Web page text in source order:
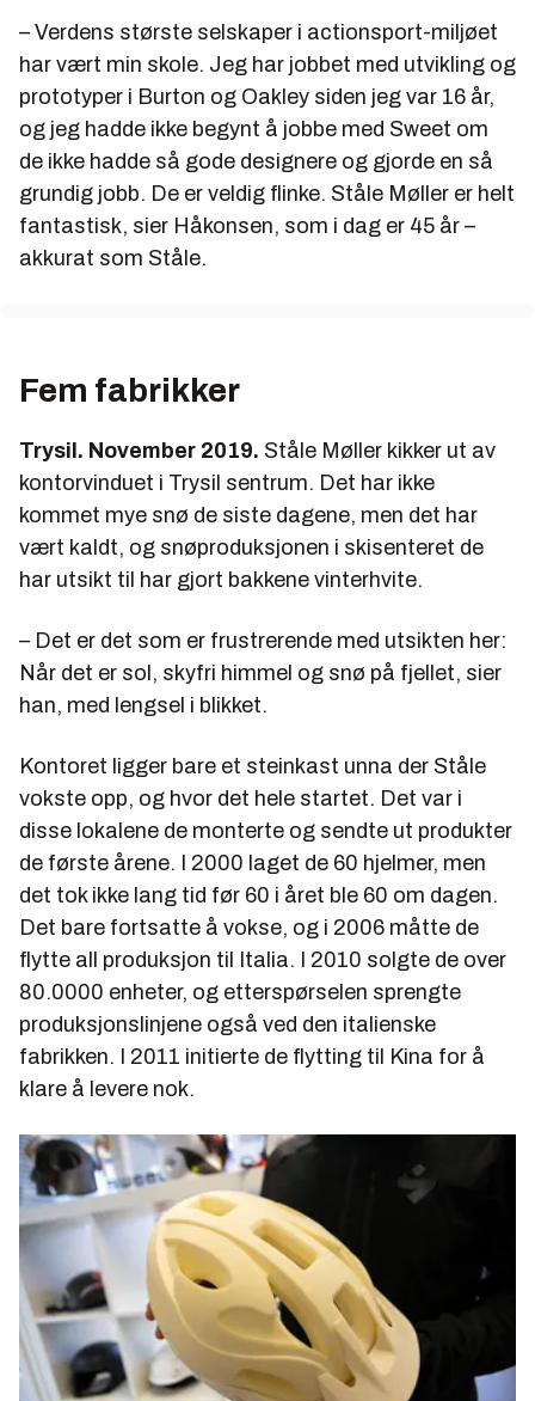
– Verdens største selskaper i actionsport-miljøet
har vært min skole. Jeg har jobbet med utvikling og
prototyper i Burton og Oakley siden jeg var 16 år,
og jeg hadde ikke begynt å jobbe med Sweet om
de ikke hadde så gode designere og gjorde en så
grundig jobb. De er veldig flinke. Ståle Møller er helt
fantastisk, sier Håkonsen, som i dag er 45 år –
akkurat som Ståle.
Fem fabrikker
Trysil. November 2019. Ståle Møller kikker ut av
kontorvinduet i Trysil sentrum. Det har ikke
kommet mye snø de siste dagene, men det har
vært kaldt, og snøproduksjonen i skisenteret de
har utsikt til har gjort bakkene vinterhvite.
– Det er det som er frustrerende med utsikten her:
Når det er sol, skyfri himmel og snø på fjellet, sier
han, med lengsel i blikket.
Kontoret ligger bare et steinkast unna der Ståle
vokste opp, og hvor det hele startet. Det var i
disse lokalene de monterte og sendte ut produkter
de første årene. I 2000 laget de 60 hjelmer, men
det tok ikke lang tid før 60 i året ble 60 om dagen.
Det bare fortsatte å vokse, og i 2006 måtte de
flytte all produksjon til Italia. I 2010 solgte de over
80.0000 enheter, og etterspørselen sprengte
produksjonslinjene også ved den italienske
fabrikken. I 2011 initierte de flytting til Kina for å
klare å levere nok.